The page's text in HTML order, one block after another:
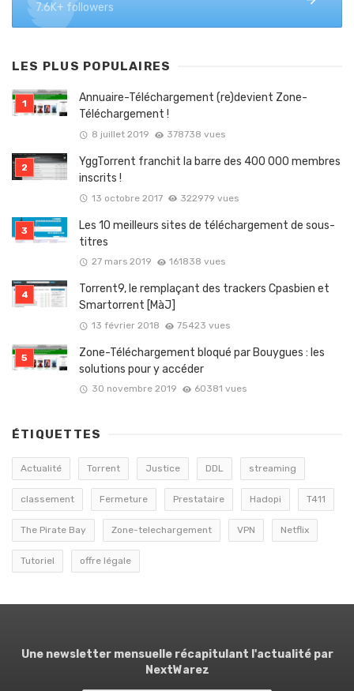
7.6K+ followers
LES PLUS POPULAIRES
Annuaire-Téléchargement (re)devient Zone-
Téléchargement !
8 juillet 2019 378738 vues
YggTorrent franchit la barre des 400 000 membres
inscrits !
13 octobre 2017 322979 vues
Les 10 meilleurs sites de téléchargement de sous-
titres
27 mars 2019 161838 vues
Torrent9, le remplaçant des trackers Cpasbien et
Smartorrent [MàJ]
13 février 2018 75423 vues
Zone-Téléchargement bloqué par Bouygues : les
solutions pour y accéder
30 novembre 2019 60381 vues
ÉTIQUETTES
Actualité Torrent Justice DDL streaming
classement Fermeture Prestataire Hadopi T411
The Pirate Bay Zone-telechargement VPN Netflix
Tutoriel offre légale
Une newsletter mensuelle récapitulant l'actualité par
NextWarez